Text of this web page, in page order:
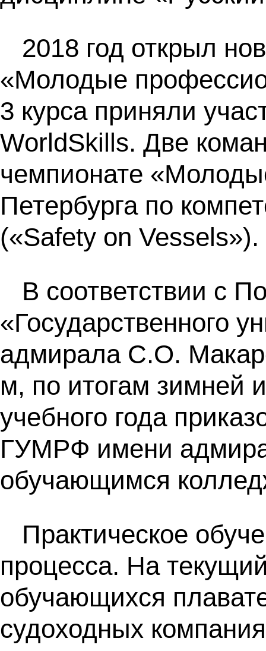
2018 год открыл
«Молодые
3 курса приняли
WorldSkills. Две
чемпионате
Петербурга по
(«Safety on Vessels»).
В соответствии с
«Государственного
адмирала С.О.
м, по итогам зимней
учебного года
ГУМРФ имени
обучающимся
Практическое
процесса. На
обучающихся
судоходных